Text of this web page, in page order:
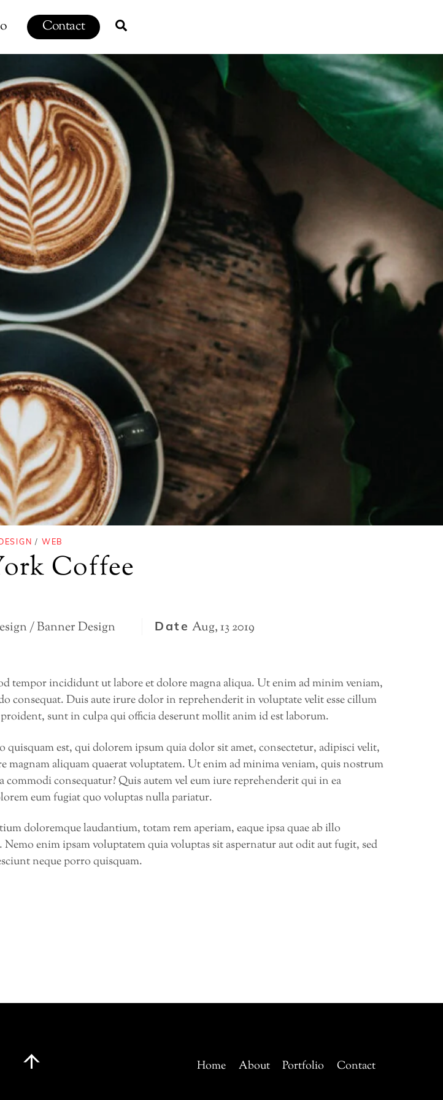
Contact
/ WEB
Coffee
/ Banner Design Date Aug, 13 2019
tempor incididunt ut labore et dolore magna aliqua. Ut enim ad minim veniam,
consequat. Duis aute irure dolor in reprehenderit in voluptate velit esse cillum
sunt in culpa qui officia deserunt mollit anim id est laborum.
est, qui dolorem ipsum quia dolor sit amet, consectetur, adipisci velit,
aliquam quaerat voluptatem. Ut enim ad minima veniam, quis nostrum
consequatur? Quis autem vel eum iure reprehenderit qui in ea
eum fugiat quo voluptas nulla pariatur.
doloremque laudantium, totam rem aperiam, eaque ipsa quae ab illo
enim ipsam voluptatem quia voluptas sit aspernatur aut odit aut fugit, sed
neque porro quisquam.
Back
Home About Portfolio Contact